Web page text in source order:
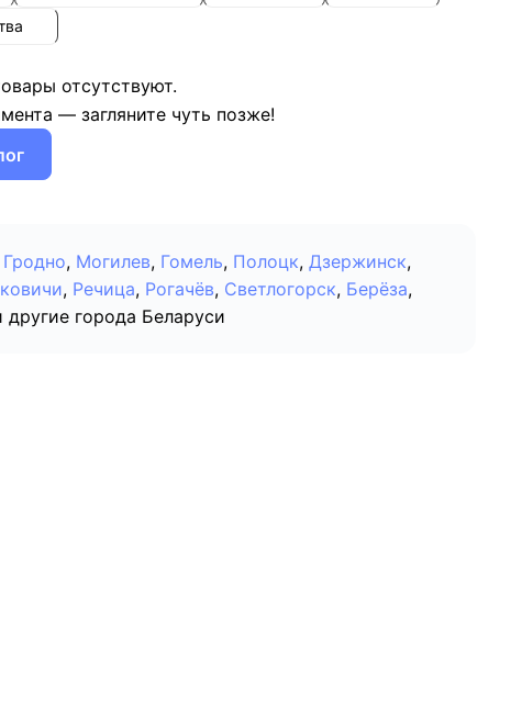
отсутствуют.
— загляните чуть позже!
Гродно, Могилев, Гомель, Полоцк, Дзержинск,
, Речица, Рогачёв, Светлогорск, Берёза,
другие города Беларуси